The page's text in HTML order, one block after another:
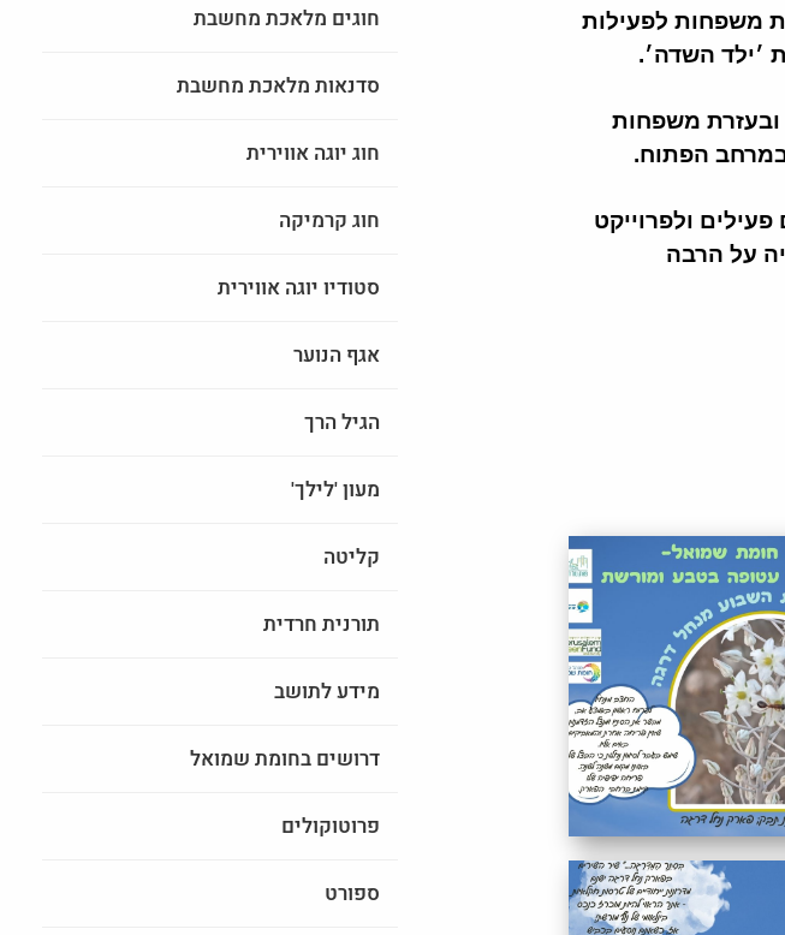
משפחות לפעילות
׳ילד השדה׳.
ובעזרת משפחות
הפתוח.
ולפרוייקט
על הרבה
חוגים מלאכת מחשבת
סדנאות מלאכת מחשבת
חוג יוגה אווירית
חוג קרמיקה
סטודיו יוגה אווירית
אגף הנוער
הגיל הרך
מעון 'לילך'
קליטה
תורנית חרדית
מידע לתושב
דרושים בחומת שמואל
פרוטוקולים
ספורט